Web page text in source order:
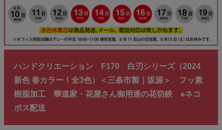
ハンドクリエーション F170 白刃シリーズ（2024
新色 春カラー！全3色）＜三条市製｜坂源＞ フッ素
樹脂加工 華道家・花屋さん御用達の花切鋏 ※ネコ
ポス配送